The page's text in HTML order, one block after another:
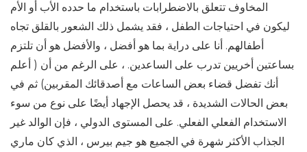
المخاوف تتعلق بالاضطرابات باستخدام ما حدده الأب أو الأم
ليكون في احتياجات الطفل ، فقد يشمل ذلك الشعور بالقلق تجاه
أطفالهم. أنا على دراية بما هو أفضل ، والأفضل هو أن تلتزم
بساعتين أخريين تدرب على الساعدين. ، على الرغم من أن ( أعلم
أنك تفضل قضاء بعض الساعات مع أصدقائك المقربين) ثم في
بعض الحالات الشديدة ، قد يحصل الإجهاد أيضًا على نوع من سوء
الاستخدام الفعلي الفعلي. على المستوى الدولي ، فإن الوالد غير
الجذاب الأكثر شهرة في الجميع هو جيم بيرس ، الذي كان ماري